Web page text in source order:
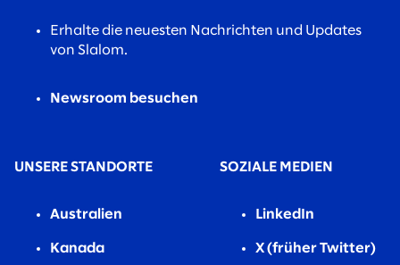
Erhalte die neuesten Nachrichten und Updates
von Slalom.
Newsroom besuchen
UNSERE STANDORTE
Australien
Kanada
SOZIALE MEDIEN
LinkedIn
X (früher Twitter)